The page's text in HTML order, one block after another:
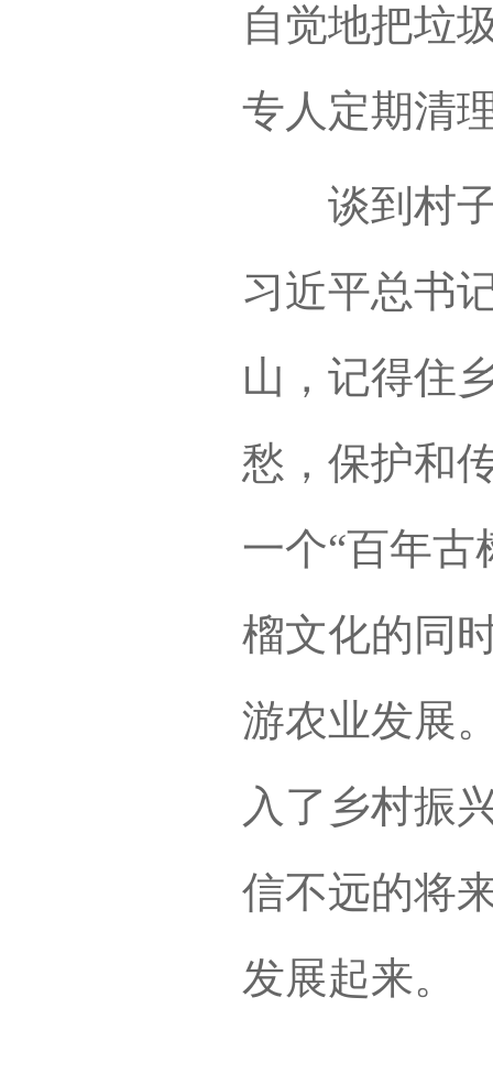
自觉地把垃
专人定期清
谈到村子
习近平总书
山，记得住
愁，保护和
一个“百年
榴文化的同
游农业发展
入了乡村振
信不远的将
发展起来。